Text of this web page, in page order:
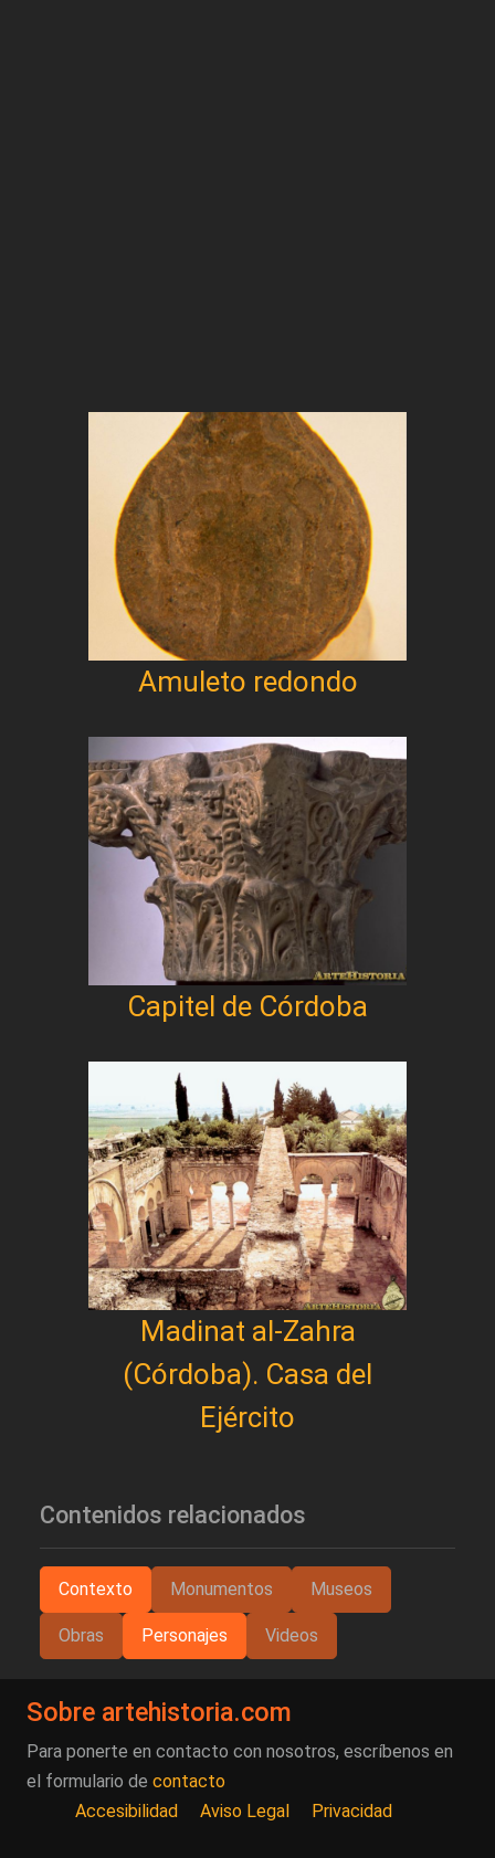
Amuleto redondo
Capitel de Córdoba
Madinat al-Zahra
(Córdoba). Casa del
Ejército
Contenidos relacionados
Contexto Monumentos Museos
Obras Personajes Videos
Sobre artehistoria.com
Para ponerte en contacto con nosotros, escríbenos en
el formulario de contacto
Accesibilidad
Aviso Legal Privacidad